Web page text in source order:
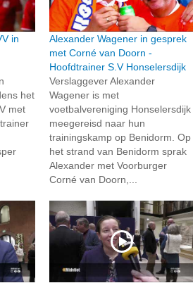
in
het
met
Alexander Wagener in gesprek
met Corné van Doorn -
Hoofdtrainer S.V Honselersdijk
Verslaggever Alexander
Wagener is met
voetbalvereniging Honselersdijk
meegereisd naar hun
trainingskamp op Benidorm. Op
het strand van Benidorm sprak
Alexander met Voorburger
Corné van Doorn,...